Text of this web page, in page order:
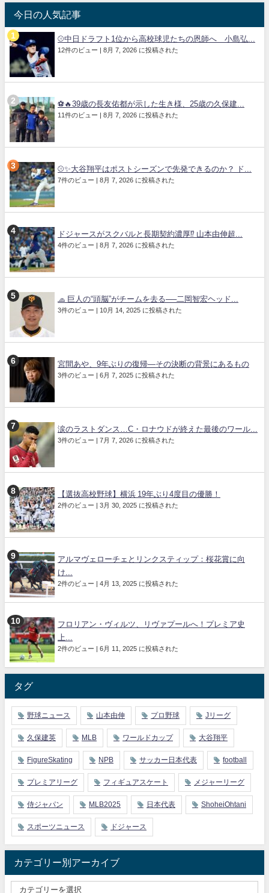
今日の人気記事
⚾中日ドラフト1位から高校球児たちの恩師へ 小島弘...
12件のビュー | 8月 7, 2026 に投稿された
⚽🔥39歳の長友佑都が示した生き様、25歳の久保建...
11件のビュー | 8月 7, 2026 に投稿された
⚾✨大谷翔平はポストシーズンで先発できるのか？ ド...
7件のビュー | 8月 7, 2026 に投稿された
ドジャースがスクバルと長期契約濃厚⁉︎ 山本由伸超...
4件のビュー | 8月 7, 2026 に投稿された
🧢 巨人の“頭脳”がチームを去る──二岡智宏ヘッド...
3件のビュー | 10月 14, 2025 に投稿された
宮間あや、9年ぶりの復帰—その決断の背景にあるもの
3件のビュー | 6月 7, 2025 に投稿された
涙のラストダンス…C・ロナウドが終えた最後のワール...
3件のビュー | 7月 7, 2026 に投稿された
【選抜高校野球】横浜 19年ぶり4度目の優勝！
2件のビュー | 3月 30, 2025 に投稿された
アルマヴェローチェとリンクスティップ：桜花賞に向
け...
2件のビュー | 4月 13, 2025 に投稿された
フロリアン・ヴィルツ、リヴァプールへ！プレミア史
上...
2件のビュー | 6月 11, 2025 に投稿された
タグ
野球ニュース 山本由伸 プロ野球 Jリーグ
久保建英 MLB ワールドカップ 大谷翔平
FigureSkating NPB サッカー日本代表 football
プレミアリーグ フィギュアスケート メジャーリーグ
侍ジャパン MLB2025 日本代表 ShoheiOhtani
スポーツニュース ドジャース
カテゴリー別アーカイブ